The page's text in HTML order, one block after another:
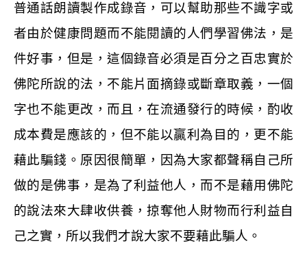
普通話朗讀製作成錄音，可以幫助那些不識字或
者由於健康問題而不能閱讀的人們學習佛法，是
件好事，但是，這個錄音必須是百分之百忠實於
佛陀所說的法，不能片面摘錄或斷章取義，一個
字也不能更改，而且，在流通發行的時候，酌收
成本費是應該的，但不能以贏利為目的，更不能
藉此騙錢。原因很簡單，因為大家都聲稱自己所
做的是佛事，是為了利益他人，而不是藉用佛陀
的說法來大肆收供養，掠奪他人財物而行利益自
己之實，所以我們才說大家不要藉此騙人。